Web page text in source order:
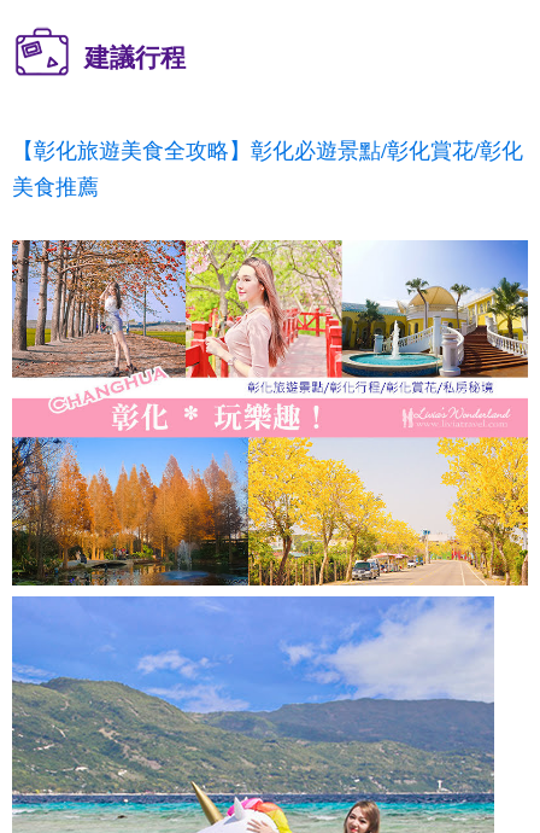
建議行程
【彰化旅遊美食全攻略】彰化必遊景點/彰化賞花/彰化
美食推薦